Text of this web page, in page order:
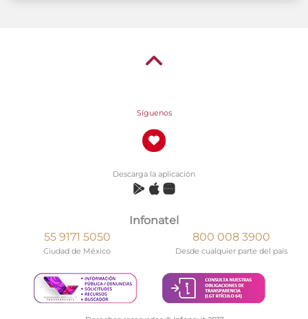
Síguenos
Descarga la aplicación
Infonatel
55 9171 5050
Ciudad de México
800 008 3900
Desde cualquier parte del país